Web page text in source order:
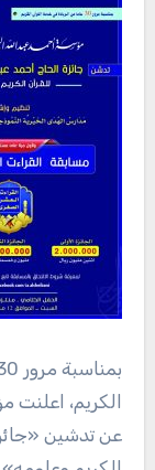
الكريم، اعلنت
عن تدشين